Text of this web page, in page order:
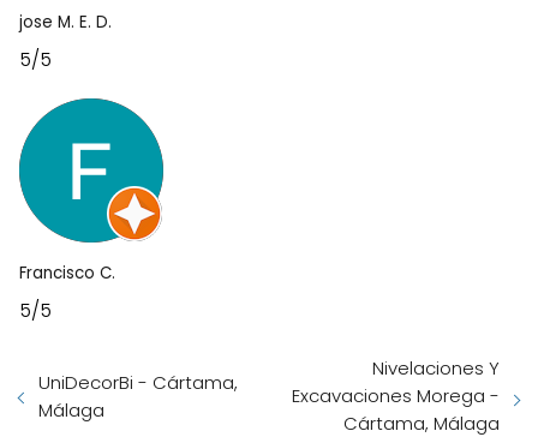
jose M. E. D.
5/5
Francisco C.
5/5
UniDecorBi - Cártama,
Málaga
Nivelaciones Y
Excavaciones Morega -
Cártama, Málaga